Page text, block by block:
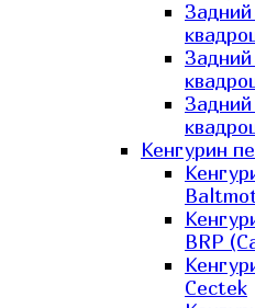
Кенгурин
BRP
Cectek